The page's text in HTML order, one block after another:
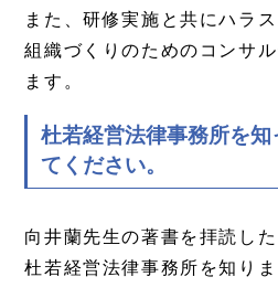
また、研修実施と共にハラ
組織づくりのためのコンサ
ます。
杜若経営法律事務所を知
てください。
向井蘭先生の著書を拝読し
杜若経営法律事務所を知りま